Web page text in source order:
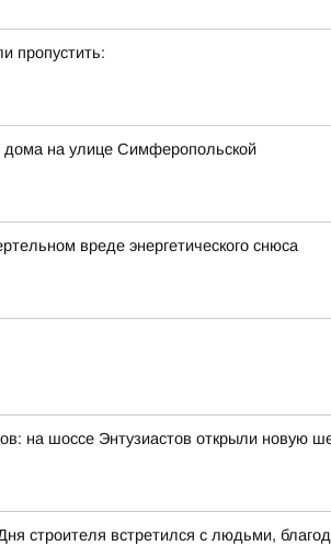
пропустить:
на улице Симферопольской
вреде энергетического снюса
на шоссе Энтузиастов открыли новую
строителя встретился с людьми,